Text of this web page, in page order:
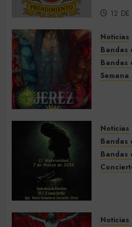
12
Noticias
Bandas
Bandas
5 DE
Noticias
Bandas
Bandas
Noticias